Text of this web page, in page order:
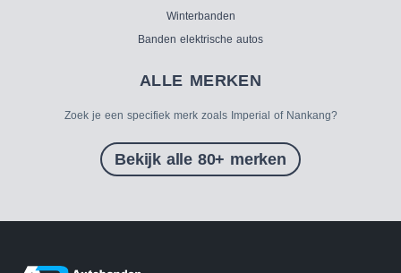
Winterbanden
Banden elektrische autos
ALLE MERKEN
Zoek je een specifiek merk zoals Imperial of Nankang?
Bekijk alle 80+ merken